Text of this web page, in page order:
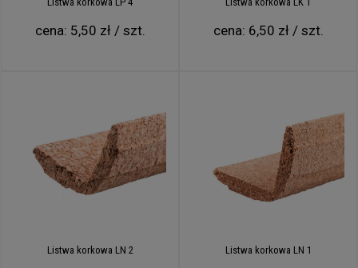
cena: 5,50 zł / szt. cena: 6,50 zł / szt.
Listwa korkowa LN 2 Listwa korkowa LN 1